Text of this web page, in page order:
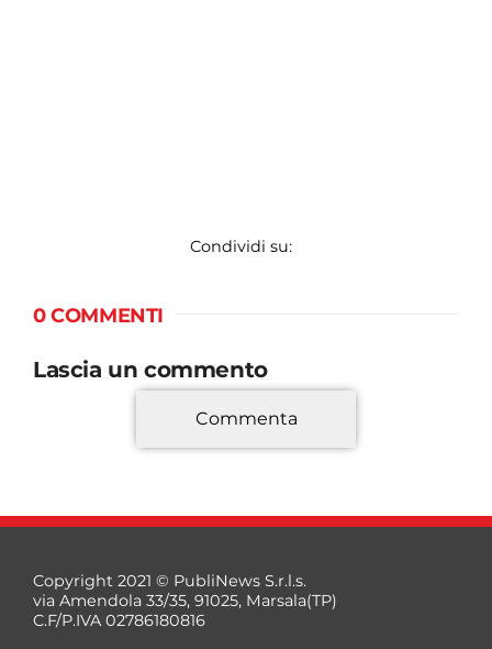
Condividi su:
0 COMMENTI
Lascia un commento
*
Commenta
Copyright 2021 © PubliNews S.r.l.s.
via Amendola 33/35, 91025, Marsala(TP)
C.F/P.IVA 02786180816